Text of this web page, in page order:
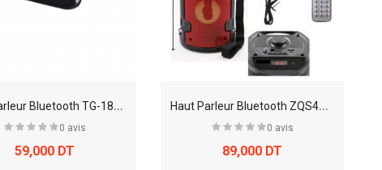
H
aut Parleur Bluetooth TG-182 (ENERGIE SOLAIRE)
0 avis
59,000 DT
H
aut Parleur Bluetooth ZQS4210
0 avis
89,000 DT